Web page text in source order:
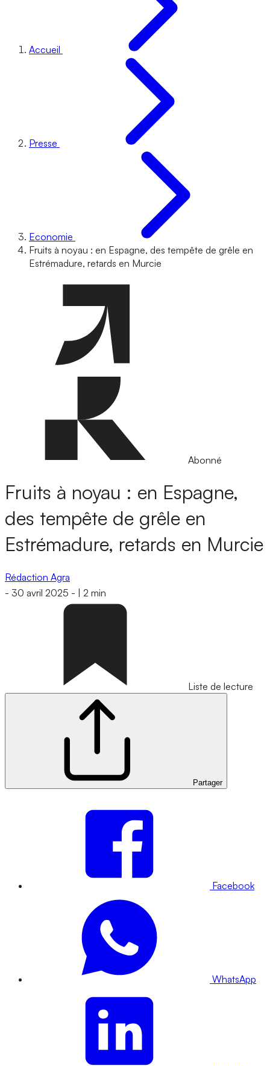
Accueil
Presse
Economie
Fruits à noyau : en Espagne, des tempête de grêle en
Estrémadure, retards en Murcie
Abonné
Fruits à noyau : en Espagne,
des tempête de grêle en
Estrémadure, retards en Murcie
Rédaction Agra
- 30 avril 2025 - 2 min
Liste de lecture
Partager
Facebook
WhatsApp